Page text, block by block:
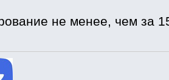
не менее, чем за